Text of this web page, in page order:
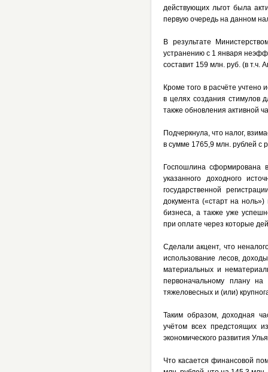
действующих льгот была
первую очередь на данном
В результате
устранению с 1 января
составит 159 млн. руб. (в т.ч.
Кроме того в расчёте
в целях создания стимулов
также обновления активной
Подчеркнула, что налог,
в сумме 1765,9 млн. рублей с
Госпошлина сформирована
указанного доходного
государственной
документа («старт на
бизнеса, а также уже
при оплате через которые
Сделали акцент, что
использование лесов,
материальных и
первоначальному плану
тяжеловесных и (или)
Таким образом, доходная
учётом всех предстоящих
экономического развития
Что касается финансовой